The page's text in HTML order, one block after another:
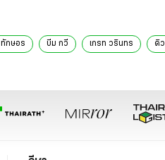
กษอร บีม กวี เกรท วรินทร ดิ